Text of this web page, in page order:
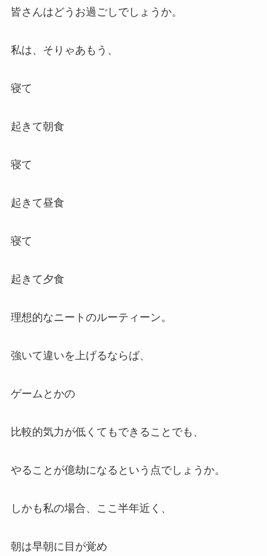
皆さんはどうお過ごしでしょうか。
私は、そりゃあもう、
寝て
起きて朝食
寝て
起きて昼食
寝て
起きて夕食
理想的なニートのルーティーン。
強いて違いを上げるならば、
ゲームとかの
比較的気力が低くてもできることでも、
やることが億劫になるという点でしょうか。
しかも私の場合、ここ半年近く、
朝は早朝に目が覚め